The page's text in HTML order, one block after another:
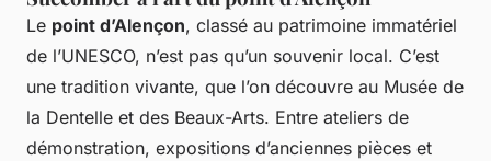
Le point d’Alençon, classé au patrimoine immatériel
de l’UNESCO, n’est pas qu’un souvenir local. C’est
une tradition vivante, que l’on découvre au Musée de
la Dentelle et des Beaux-Arts. Entre ateliers de
démonstration, expositions d’anciennes pièces et